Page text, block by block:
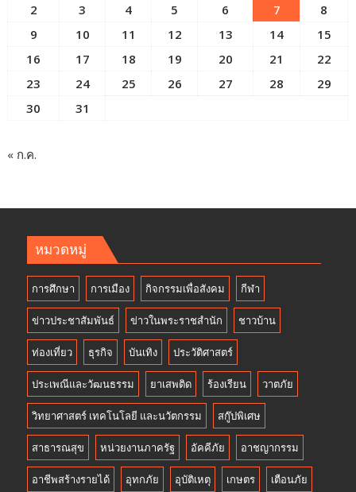
2
3 4 5 6 7
8
9
10 11 12 13 14
15
16
17 18 19 20 21
22
23
24 25 26 27 28
29
30
31
« ก.ค.
หมวดหมู่
การศึกษา การเมือง กิจกรรมเพื่อสังคม กีฬา
ข่าวประชาสัมพันธ์ ข่าวในพระราชสำนัก ชาวบ้าน
ท่องเที่ยว ธุรกิจ บันเทิง ประวัติศาสตร์
ประเพณีและวัฒนธรรม ยาเสพติด ร้องเรียน วาตภัย
วิทยาศาสตร์ เทคโนโลยี และนวัตกรรม สกู๊ปพิเศษ
สาธารณสุข หน่วยงานภาครัฐ อัคคีภัย อาชญากรรม
อาชีพสร้างรายได้ อุทกภัย อุบัติเหตุ เกษตร เตือนภัย